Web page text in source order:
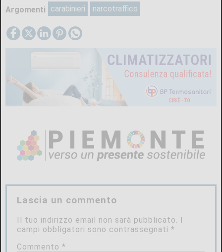
Argomenti carabinieri narcotraffico
Lascia un commento
Il tuo indirizzo email non sarà pubblicato. I
campi obbligatori sono contrassegnati*
Commento*